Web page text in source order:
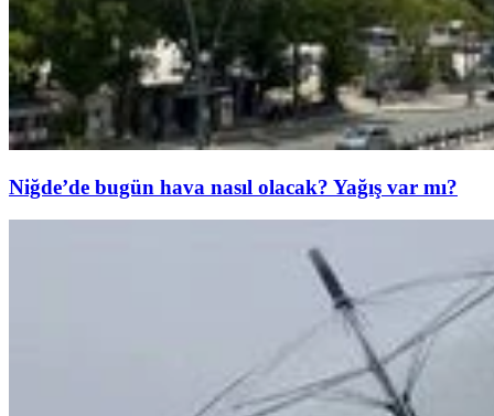
Niğde’de bugün hava nasıl olacak? Yağış var mı?